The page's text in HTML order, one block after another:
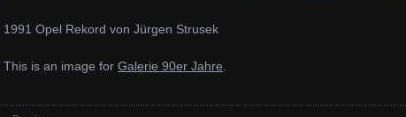
1991 Opel Rekord von Jürgen Strusek
This is an image for Galerie 90er Jahre